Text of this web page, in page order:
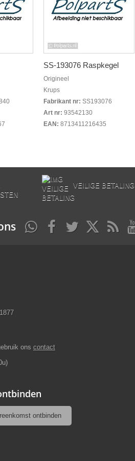
SS-193076 Raspkegel
Origineel
Krups
Fabrikant nr: SS193076
Art nr: 93542130
EAN: 8713411216435
VEILIGE BETALING
ons contact
ontbinden